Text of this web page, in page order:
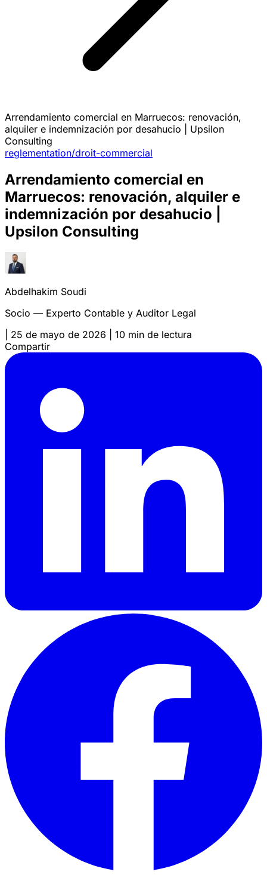
Arrendamiento comercial en Marruecos: renovación,
alquiler e indemnización por desahucio | Upsilon
Consulting
reglementation/droit-commercial
Arrendamiento comercial en
Marruecos: renovación, alquiler e
indemnización por desahucio |
Upsilon Consulting
Abdelhakim Soudi
Socio — Experto Contable y Auditor Legal
25 de mayo de 2026
10 min de lectura
Compartir